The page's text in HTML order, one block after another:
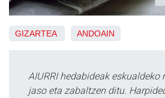
GIZARTEA ANDOAIN
AIURRI hedabideak
jaso eta zabaltzen ditu.